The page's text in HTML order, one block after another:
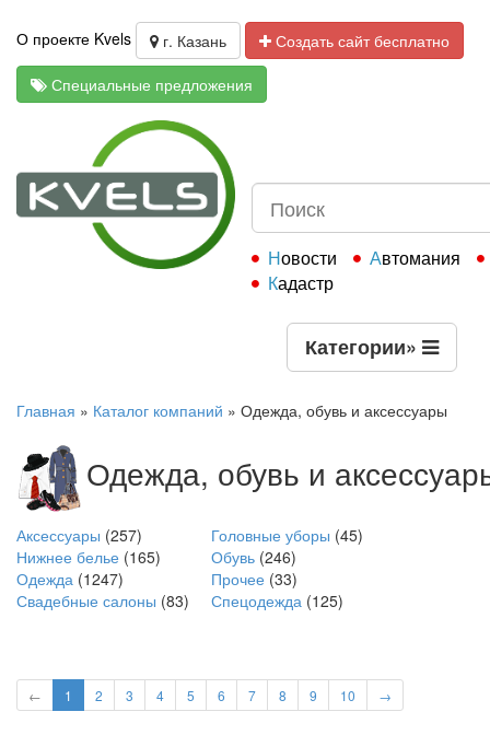
О проекте Kvels г. Казань
Создать сайт бесплатно
Специальные предложения
Новости
Автомания
Кадастр
Категории»
Главная » Каталог компаний » Одежда, обувь и аксессуары
Одежда, обувь и
Аксессуары (257) Головные уборы (45)
Нижнее белье (165) Обувь (246)
Одежда (1247) Прочее (33)
Свадебные салоны (83) Спецодежда (125)
← 1 2 3 4 5 6 7 8 9 10 →